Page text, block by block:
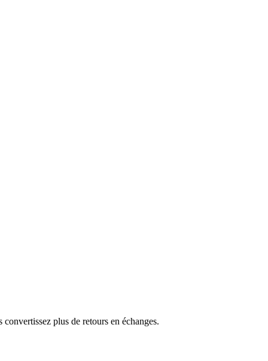
plus de retours en échanges.